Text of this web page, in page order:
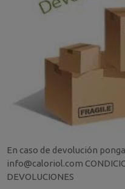
En caso de devolución
info@caloriol.com
DEVOLUCIONES